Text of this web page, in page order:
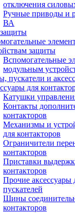
отключения
Ручные приводы и
ВА
защиты
Вспомогательные
модульным
пускатели и
для
Катушки
Контакты
контакторов
Механизмы и
для контакторов
Ограничители
контакторов
Приставки
контакторов
Прочие аксессуары
пускателей
Шины
контакторов